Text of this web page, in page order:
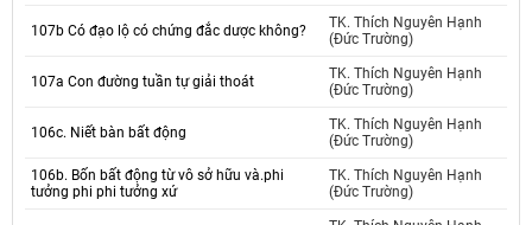
107b Có đạo lộ có chứng đắc dược không?
TK. Thích Nguyên Hạnh
(Đức Trường)
107a Con đường tuần tự giải thoát
TK. Thích Nguyên Hạnh
(Đức Trường)
106c. Niết bàn bất động
TK. Thích Nguyên Hạnh
(Đức Trường)
106b. Bốn bất động từ vô sở hữu và.phi
tưởng phi phi tưởng xứ
TK. Thích Nguyên Hạnh
(Đức Trường)